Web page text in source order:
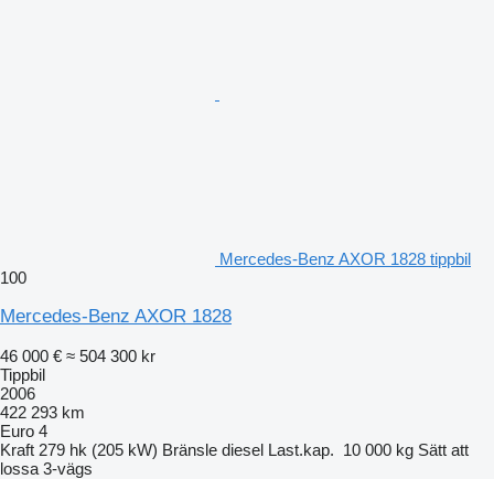
Mercedes-Benz AXOR 1828 tippbil
100
Mercedes-Benz AXOR 1828
46 000 € ≈ 504 300 kr
Tippbil
2006
422 293 km
Euro 4
Kraft 279 hk (205 kW) Bränsle diesel Last.kap. 10 000 kg Sätt att
lossa 3-vägs